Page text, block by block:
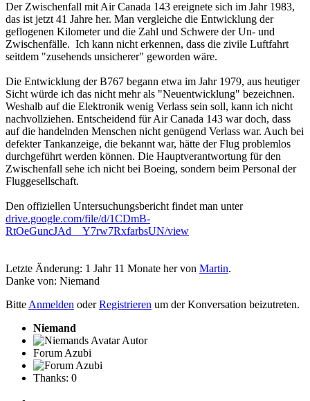
Der Zwischenfall mit Air Canada 143 ereignete sich im Jahr 1983,
das ist jetzt 41 Jahre her. Man vergleiche die Entwicklung der
geflogenen Kilometer und die Zahl und Schwere der Un- und
Zwischenfälle. Ich kann nicht erkennen, dass die zivile Luftfahrt
seitdem "zusehends unsicherer" geworden wäre.
Die Entwicklung der B767 begann etwa im Jahr 1979, aus heutiger
Sicht würde ich das nicht mehr als "Neuentwicklung" bezeichnen.
Weshalb auf die Elektronik wenig Verlass sein soll, kann ich nicht
nachvollziehen. Entscheidend für Air Canada 143 war doch, dass
auf die handelnden Menschen nicht genügend Verlass war. Auch bei
defekter Tankanzeige, die bekannt war, hätte der Flug problemlos
durchgeführt werden können. Die Hauptverantwortung für den
Zwischenfall sehe ich nicht bei Boeing, sondern beim Personal der
Fluggesellschaft.
Den offiziellen Untersuchungsbericht findet man unter
drive.google.com/file/d/1CDmB-
RtOeGuncJAd__Y7rw7RxfarbsUN/view
Letzte Änderung: 1 Jahr 11 Monate her von Martin.
Danke von: Niemand
Bitte Anmelden oderRegistrieren um der Konversation beizutreten.
Niemand
Autor
Forum Azubi
Thanks: 0